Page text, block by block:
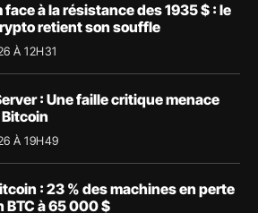
face à la résistance des 1935 $ : le
retient son souffle
À 12H31
: Une faille critique menace
À 19H49
: 23 % des machines en perte
BTC à 65 000 $